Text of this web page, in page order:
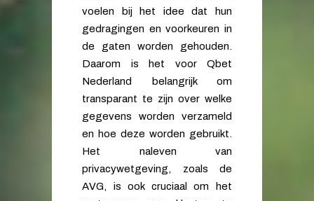
voelen bij het idee dat hun
gedragingen en voorkeuren in
de gaten worden gehouden.
Daarom is het voor Qbet
Nederland belangrijk om
transparant te zijn over welke
gegevens worden verzameld
en hoe deze worden gebruikt.
Het naleven van
privacywetgeving, zoals de
AVG, is ook cruciaal om het